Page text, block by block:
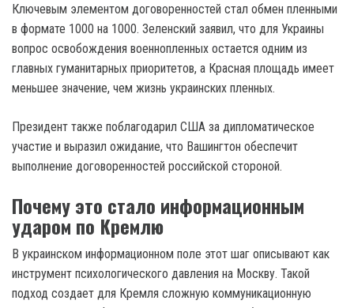
Ключевым элементом договоренностей стал обмен пленными
в формате 1000 на 1000. Зеленский заявил, что для Украины
вопрос освобождения военнопленных остается одним из
главных гуманитарных приоритетов, а Красная площадь имеет
меньшее значение, чем жизнь украинских пленных.
Президент также поблагодарил США за дипломатическое
участие и выразил ожидание, что Вашингтон обеспечит
выполнение договоренностей российской стороной.
Почему это стало информационным
ударом по Кремлю
В украинском информационном поле этот шаг описывают как
инструмент психологического давления на Москву. Такой
подход создает для Кремля сложную коммуникационную